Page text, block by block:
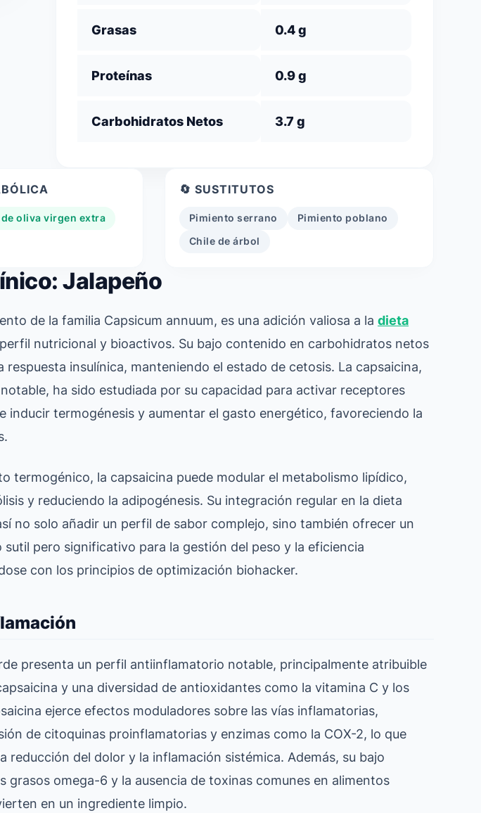
Grasas 0.4 g
Proteínas 0.9 g
Carbohidratos Netos 3.7 g
oliva virgen extra
🔄 SUSTITUTOS
Pimiento serrano Pimiento poblano
Chile de árbol
Jalapeño
de la familia Capsicum annuum, es una adición valiosa a ladieta
nutricional y bioactivos. Su bajo contenido en carbohidratos netos
respuesta insulínica, manteniendo el estado de cetosis. La capsaicina,
ha sido estudiada por su capacidad para activar receptores
inducir termogénesis y aumentar el gasto energético, favoreciendo la
termogénico, la capsaicina puede modular el metabolismo lipídico,
y reduciendo la adipogénesis. Su integración regular en la dieta
no solo añadir un perfil de sabor complejo, sino también ofrecer un
pero significativo para la gestión del peso y la eficiencia
con los principios de optimización biohacker.
presenta un perfil antiinflamatorio notable, principalmente atribuible
y una diversidad de antioxidantes como la vitamina C y los
ejerce efectos moduladores sobre las vías inflamatorias,
de citoquinas proinflamatorias y enzimas como la COX-2, lo que
reducción del dolor y la inflamación sistémica. Además, su bajo
grasos omega-6 y la ausencia de toxinas comunes en alimentos
en un ingrediente limpio.